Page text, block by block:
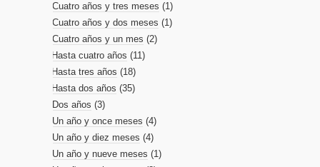
Cuatro años y tres meses (1)
Cuatro años y dos meses (1)
Cuatro años y un mes (2)
Hasta cuatro años (11)
Hasta tres años (18)
Hasta dos años (35)
Dos años (3)
Un año y once meses (4)
Un año y diez meses (4)
Un año y nueve meses (1)